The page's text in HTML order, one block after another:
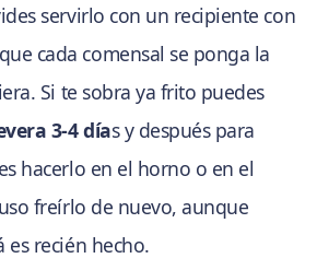
servirlo con un recipiente con
cada comensal se ponga la
Si te sobra ya frito puedes
3-4 días y después para
hacerlo en el horno o en el
freírlo de nuevo, aunque
es recién hecho.